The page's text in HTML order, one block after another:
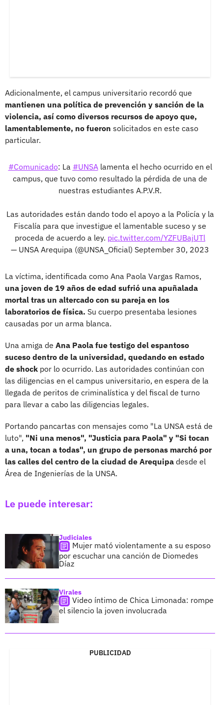
Adicionalmente, el campus universitario recordó que
mantienen una política de prevención y sanción de la
violencia, así como diversos recursos de apoyo que,
lamentablemente, no fueron solicitados en este caso
particular.
#Comunicado: La #UNSAlamenta el hecho ocurrido en el
campus, que tuvo como resultado la pérdida de una de
nuestras estudiantes A.P.V.R.
Las autoridades están dando todo el apoyo a la Policía y la
Fiscalía para que investigue el lamentable suceso y se
proceda de acuerdo a ley. pic.twitter.com/YZFUBajUTl
— UNSA Arequipa (@UNSA_Oficial) September 30, 2023
La víctima, identificada como Ana Paola Vargas Ramos,
una joven de 19 años de edad sufrió una apuñalada
mortal tras un altercado con su pareja en los
laboratorios de física. Su cuerpo presentaba lesiones
causadas por un arma blanca.
Una amiga de Ana Paola fue testigo del espantoso
suceso dentro de la universidad, quedando en estado
de shock por lo ocurrido. Las autoridades continúan con
las diligencias en el campus universitario, en espera de la
llegada de peritos de criminalística y del fiscal de turno
para llevar a cabo las diligencias legales.
Portando pancartas con mensajes como "La UNSA está de
luto", "Ni una menos", "Justicia para Paola" y "Si tocan
a una, tocan a todas", un grupo de personas marchó por
las calles del centro de la ciudad de Arequipa desde el
Área de Ingenierías de la UNSA.
Le puede interesar:
Judiciales
Mujer mató violentamente a su esposo
por escuchar una canción de Diomedes
Díaz
Virales
Video íntimo de Chica Limonada: rompe
el silencio la joven involucrada
PUBLICIDAD